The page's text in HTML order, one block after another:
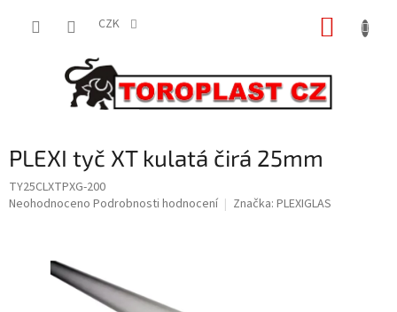
CZK
PLEXI tyč XT kulatá čirá 25mm
TY25CLXTPXG-200
Průměrné
Neohodnoceno Podrobnosti hodnocení Značka: PLEXIGLAS